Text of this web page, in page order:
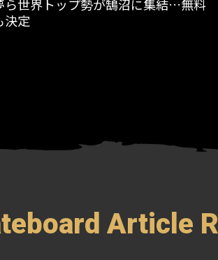
ら世界トップ勢が鵠沼に集結…無料
決定
Article